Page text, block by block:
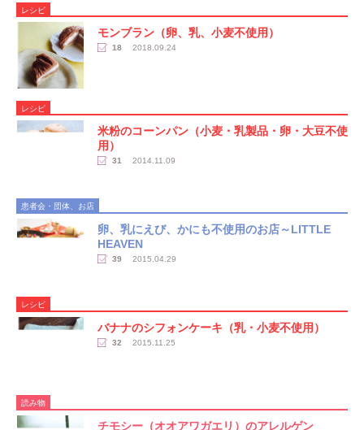
レシピ
モンブラン（卵、乳、小麦不使用）
18 2018.09.24
レシピ
米粉のコーンパン（小麦・乳製品・卵・大豆不使
用）
31 2014.11.09
患者会・団体、お店
卵、乳にえび、かにも不使用のお店～LITTLE
HEAVEN
39 2015.04.29
レシピ
バナナのシフォンケーキ（乳・小麦不使用）
32 2015.11.25
読み物
チモシー（オオアワガエリ）のアレルゲン